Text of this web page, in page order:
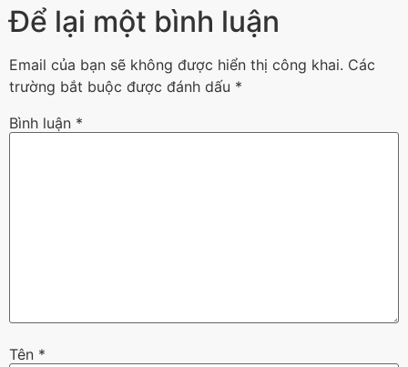
Để lại một bình luận
Email của bạn sẽ không được hiển thị công khai. Các
trường bắt buộc được đánh dấu *
Bình luận *
Tên *